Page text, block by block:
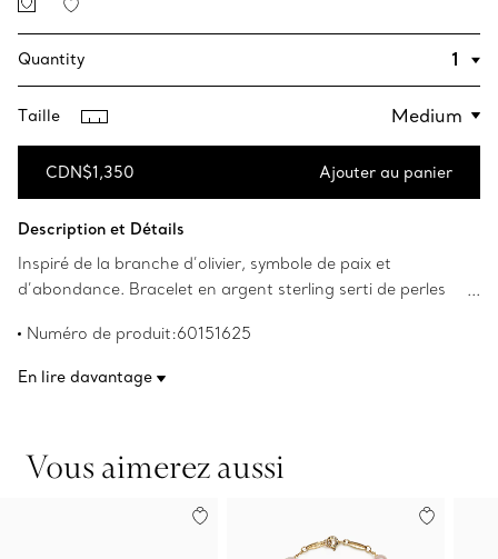
Quantity
Taille
CDN$1,350 Ajouter au panier
Description et Détails
Inspiré de la branche d’olivier, symbole de paix et
d’abondance. Bracelet en argent sterling serti de perles
de 19,5 cm. Les droits d’auteur pour les créations
Numéro de produit:60151625
En lire davantage
Vous aimerez aussi